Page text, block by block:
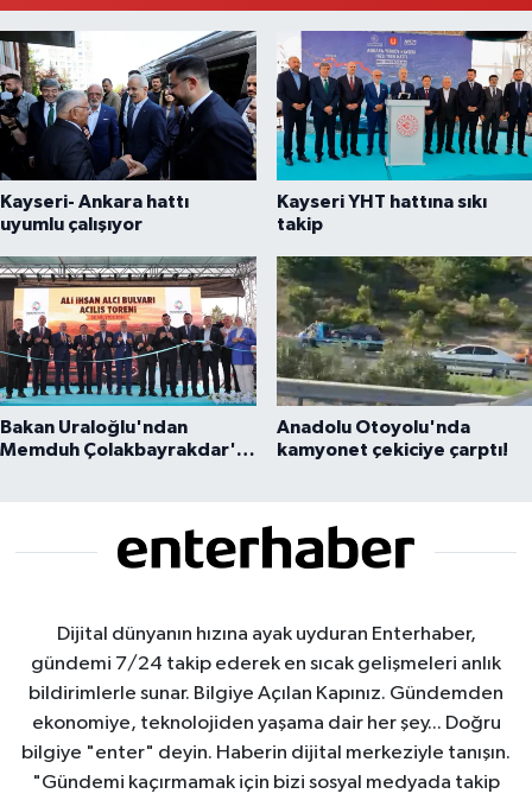
Kayseri- Ankara hattı
uyumlu çalışıyor
Kayseri YHT hattına sıkı
takip
Bakan Uraloğlu'ndan
Memduh Çolakbayrakdar'a
Anadolu Otoyolu'nda
kamyonet çekiciye çarptı!
Dijital dünyanın hızına ayak uyduran Enterhaber,
gündemi 7/24 takip ederek en sıcak gelişmeleri anlık
bildirimlerle sunar. Bilgiye Açılan Kapınız. Gündemden
ekonomiye, teknolojiden yaşama dair her şey... Doğru
bilgiye "enter" deyin. Haberin dijital merkeziyle tanışın.
"Gündemi kaçırmamak için bizi sosyal medyada takip